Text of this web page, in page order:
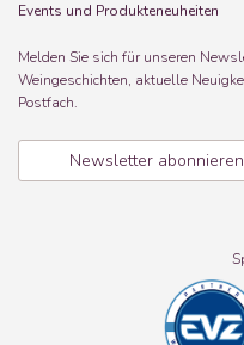
Events und Produkteneuheiten
Melden Sie sich für unseren
Weingeschichten, aktuelle
Postfach.
Newsletter abonnieren